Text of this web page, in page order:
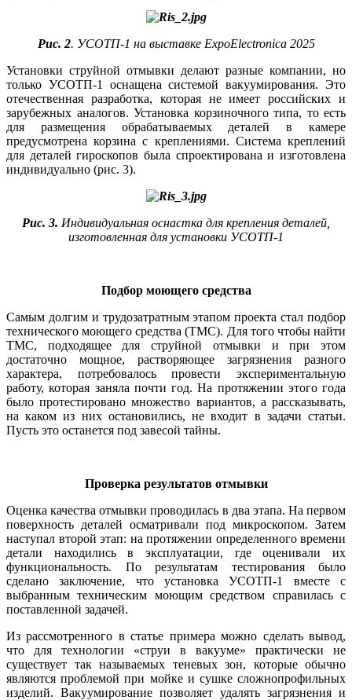
Рис. 2. УСОТП-1 на выставке ExpoElectronica 2025
Установки струйной отмывки делают разные компании, но
только УСОТП‑1 оснащена системой вакуумирования. Это
отечественная разработка, которая не имеет российских и
зарубежных аналогов. Установка корзиночного ти­па, то есть
для размещения обрабатываемых деталей в камере
предусмотрена корзина с креплениями. Система креплений
для деталей гироскопов бы­ла спроектирована и изготовлена
индивидуально (рис. 3).
Рис. 3. Индивидуальная оснастка для крепления деталей,
изготовленная для установки УСОТП-1
Подбор моющего средства
Самым долгим и трудозатратным этапом проекта стал подбор
технического моющего средства (ТМС). Для того чтобы найти
ТМС, подходящее для струйной отмывки и при этом
достаточно мощное, растворяющее загрязнения разного
характера, потребовалось провести экспериментальную
работу, которая заняла почти год. На протяжении этого го­да
бы­ло протестировано множество вариантов, а рассказывать,
на каком из них остановились, не входит в задачи статьи.
Пусть это останется под завесой тайны.
Проверка результатов отмывки
Оценка качества отмывки проводилась в два этапа. На первом
поверхность деталей осматривали под микроскопом. Затем
наступал второй этап: на протяжении определенного времени
детали находились в эксплуатации, где оценивали их
функциональность. По результатам тестирования бы­ло
сделано заключение, что установка УСОТП‑1 вместе с
выбранным техническим моющим средством справилась с
поставленной задачей.
Из рассмотренного в статье примера можно сделать вывод,
что для технологии «струи в вакууме» практически не
существует так называемых теневых зон, которые обычно
являются проблемой при мойке и сушке сложнопрофильных
изделий. Вакуумирование позволяет удалять загрязнения и